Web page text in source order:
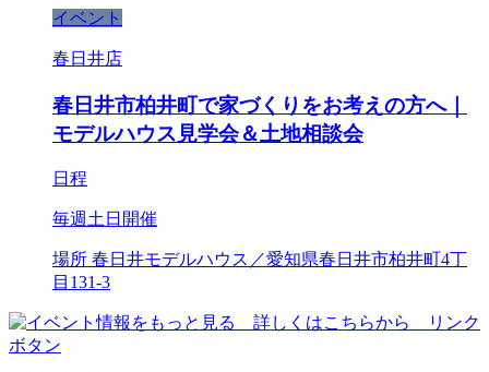
イベント
春日井店
春日井市柏井町で家づくりをお考えの方へ｜
モデルハウス見学会＆土地相談会
日程
毎週土日開催
場所 春日井モデルハウス／愛知県春日井市柏井町4丁
目131-3